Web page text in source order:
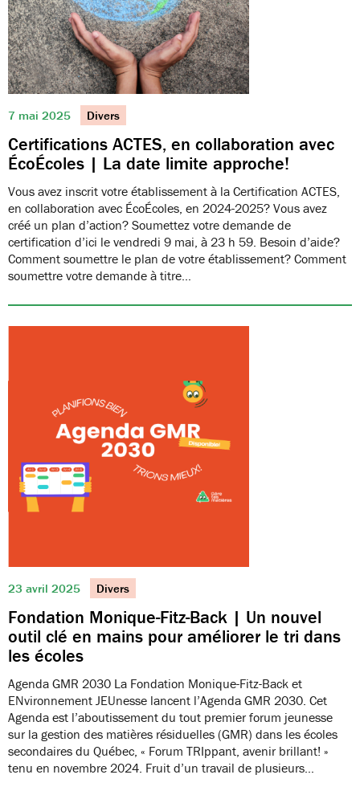
7 mai 2025 Divers
Certifications ACTES, en collaboration avec
ÉcoÉcoles | La date limite approche!
Vous avez inscrit votre établissement à la Certification ACTES,
en collaboration avec ÉcoÉcoles, en 2024-2025? Vous avez
créé un plan d’action? Soumettez votre demande de
certification d’ici le vendredi 9 mai, à 23 h 59. Besoin d’aide?
Comment soumettre le plan de votre établissement? Comment
soumettre votre demande à titre…
23 avril 2025 Divers
Fondation Monique-Fitz-Back | Un nouvel
outil clé en mains pour améliorer le tri dans
les écoles
Agenda GMR 2030 La Fondation Monique-Fitz-Back et
ENvironnement JEUnesse lancent l’Agenda GMR 2030. Cet
Agenda est l’aboutissement du tout premier forum jeunesse
sur la gestion des matières résiduelles (GMR) dans les écoles
secondaires du Québec, « Forum TRIppant, avenir brillant! »
tenu en novembre 2024. Fruit d’un travail de plusieurs…